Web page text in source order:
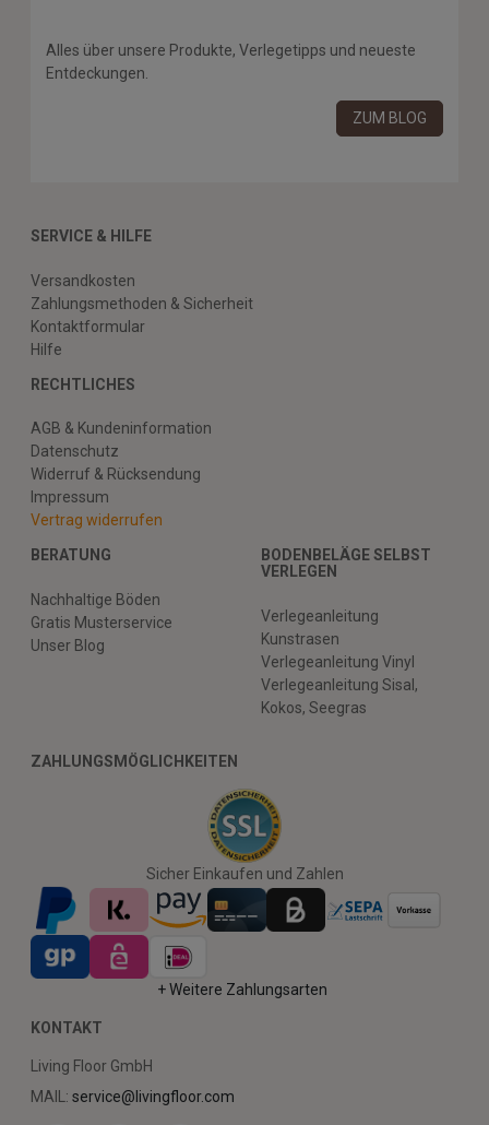
Alles über unsere Produkte, Verlegetipps und neueste
Entdeckungen.
ZUM BLOG
SERVICE & HILFE
Versandkosten
Zahlungsmethoden & Sicherheit
Kontaktformular
Hilfe
RECHTLICHES
AGB & Kundeninformation
Datenschutz
Widerruf & Rücksendung
Impressum
Vertrag widerrufen
BERATUNG
Nachhaltige Böden
Gratis Musterservice
Unser Blog
BODENBELÄGE SELBST
VERLEGEN
Verlegeanleitung
Kunstrasen
Verlegeanleitung Vinyl
Verlegeanleitung Sisal,
Kokos, Seegras
ZAHLUNGSMÖGLICHKEITEN
Sicher Einkaufen und Zahlen
+ Weitere Zahlungsarten
KONTAKT
Living Floor GmbH
MAIL: service@livingfloor.com